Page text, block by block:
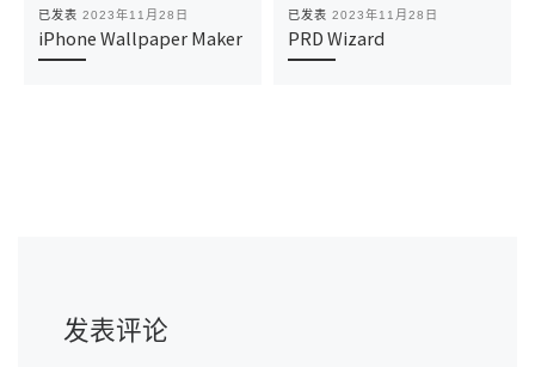
已发表 2023年11月28日
iPhone Wallpaper Maker
已发表 2023年11月28日
PRD Wizard
发表评论